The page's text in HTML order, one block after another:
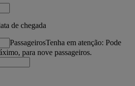
de chegada
PassageirosTenha em atenção: Pode
para nove passageiros.